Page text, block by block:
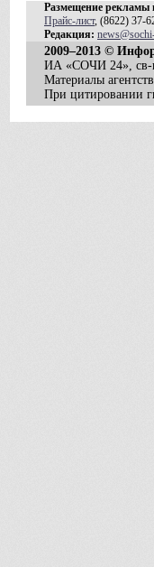
Размещение
Прайс-лист, (8622) 37-
Редакция:
2009–2013 ©
ИА «СОЧИ 24»,
Материалы
При цитировании